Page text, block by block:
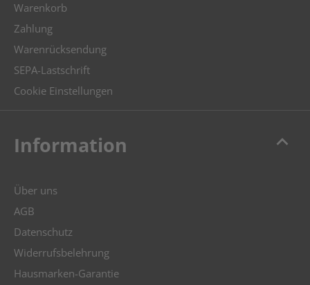
Warenkorb
Zahlung
Warenrücksendung
SEPA-Lastschrift
Cookie Einstellungen
keyboard_arrow_up
Information
Über uns
AGB
Datenschutz
Widerrufsbelehrung
Hausmarken-Garantie